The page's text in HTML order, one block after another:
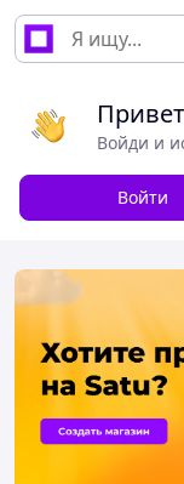
Привет
Войди и
Войти